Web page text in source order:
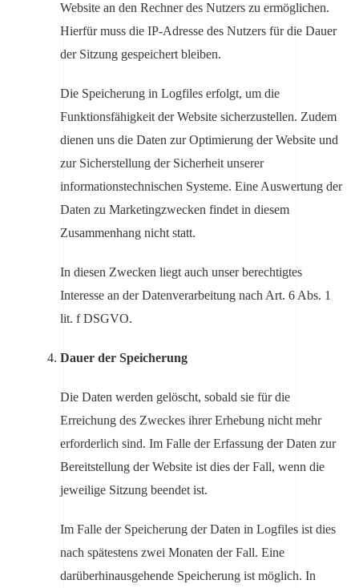
Website an den Rechner des Nutzers zu ermöglichen.
Hierfür muss die IP-Adresse des Nutzers für die Dauer
der Sitzung gespeichert bleiben.
Die Speicherung in Logfiles erfolgt, um die
Funktionsfähigkeit der Website sicherzustellen. Zudem
dienen uns die Daten zur Optimierung der Website und
zur Sicherstellung der Sicherheit unserer
informationstechnischen Systeme. Eine Auswertung der
Daten zu Marketingzwecken findet in diesem
Zusammenhang nicht statt.
In diesen Zwecken liegt auch unser berechtigtes
Interesse an der Datenverarbeitung nach Art. 6 Abs. 1
lit. f DSGVO.
Dauer der Speicherung
Die Daten werden gelöscht, sobald sie für die
Erreichung des Zweckes ihrer Erhebung nicht mehr
erforderlich sind. Im Falle der Erfassung der Daten zur
Bereitstellung der Website ist dies der Fall, wenn die
jeweilige Sitzung beendet ist.
Im Falle der Speicherung der Daten in Logfiles ist dies
nach spätestens zwei Monaten der Fall. Eine
darüberhinausgehende Speicherung ist möglich. In